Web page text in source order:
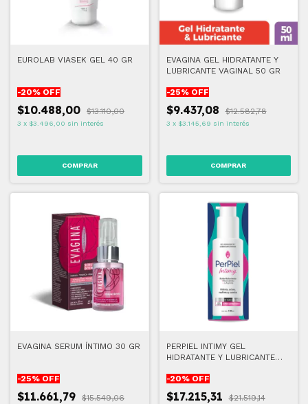
EUROLAB VIASEK GEL 40 GR
-20% OFF
$10.488,00 $13.110,00
3 x $3.496,00 sin interés
EVAGINA GEL HIDRATANTE Y
LUBRICANTE VAGINAL 50 GR
-25% OFF
$9.437,08 $12.582,78
3 x $3.145,69 sin interés
EVAGINA SERUM ÍNTIMO 30 GR
-25% OFF
$11.661,79 $15.549,06
PERPIEL INTIMY GEL
HIDRATANTE Y LUBRICANTE
-20% OFF
$17.215,31 $21.519,14